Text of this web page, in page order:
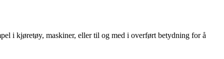
i kjøretøy, maskiner, eller til og med i overført betydning for å